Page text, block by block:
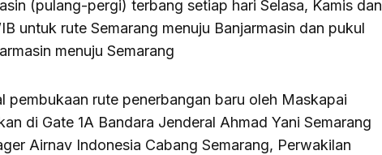
(pulang-pergi) terbang setiap hari Selasa, Kamis dan
untuk rute Semarang menuju Banjarmasin dan pukul
menuju Semarang
pembukaan rute penerbangan baru oleh Maskapai
di Gate 1A Bandara Jenderal Ahmad Yani Semarang
Airnav Indonesia Cabang Semarang, Perwakilan